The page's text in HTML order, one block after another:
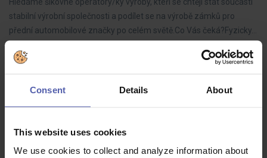
Consent Details About
This website uses cookies
We use cookies to collect and analyze information about
stabilní výrobní společnosti a podílet se na výrobě zámků pro
přední automobilové značky po celém světě.Co Vás čeká?Fyzicky…
1 300 EUR/mes
Máte záujem pracovať v nepretržitej prevádzke na 8 hodinové